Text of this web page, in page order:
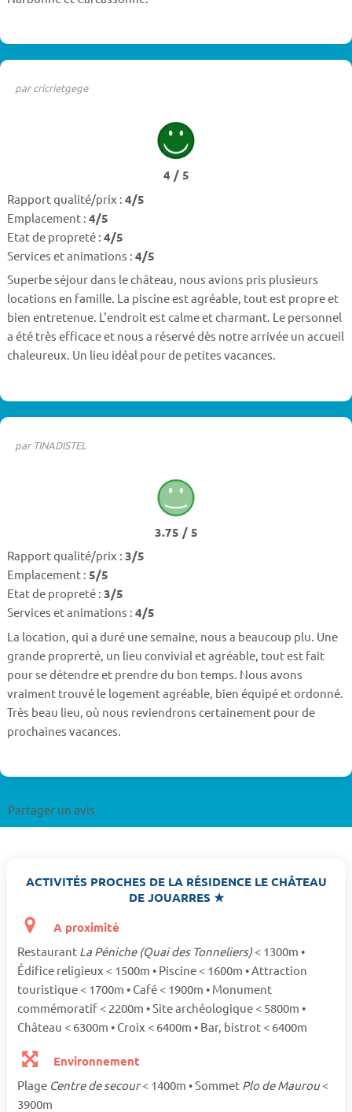
par cricrietgege
4 / 5
Rapport qualité/prix : 4/5
Emplacement : 4/5
Etat de propreté : 4/5
Services et animations : 4/5
Superbe séjour dans le château, nous avions pris plusieurs
locations en famille. La piscine est agréable, tout est propre et
bien entretenue. L'endroit est calme et charmant. Le personnel
a été très efficace et nous a réservé dès notre arrivée un accueil
chaleureux. Un lieu idéal pour de petites vacances.
par TINADISTEL
3.75 / 5
Rapport qualité/prix : 3/5
Emplacement : 5/5
Etat de propreté : 3/5
Services et animations : 4/5
La location, qui a duré une semaine, nous a beaucoup plu. Une
grande proprerté, un lieu convivial et agréable, tout est fait
pour se détendre et prendre du bon temps. Nous avons
vraiment trouvé le logement agréable, bien équipé et ordonné.
Très beau lieu, où nous reviendrons certainement pour de
prochaines vacances.
Partager un avis
ACTIVITÉS PROCHES DE LA RÉSIDENCE LE CHÂTEAU
DE JOUARRES ★
A proximité
Restaurant La Péniche (Quai des Tonneliers) < 1300m •
Édifice religieux < 1500m • Piscine < 1600m • Attraction
touristique < 1700m • Café < 1900m • Monument
commémoratif < 2200m • Site archéologique < 5800m •
Château < 6300m • Croix < 6400m • Bar, bistrot < 6400m
Environnement
Plage Centre de secour< 1400m • Sommet Plo de Maurou<
3900m